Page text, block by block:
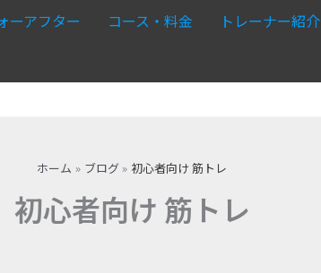
ーアフター コース・料金 トレーナー紹介
ホーム ブログ 初心者向け 筋トレ
初心者向け 筋トレ